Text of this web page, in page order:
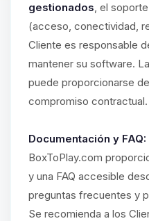
gestionados, el
(acceso, conectividad,
Cliente es responsable
mantener su software.
puede proporcionarse
compromiso contractual.
Documentación y FAQ:
BoxToPlay.com
y una FAQ accesible
preguntas frecuentes y
Se recomienda a los